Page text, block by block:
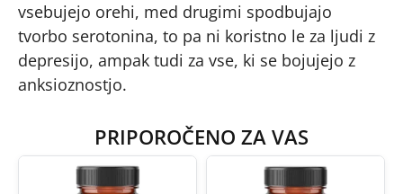
vsebujejo orehi, med drugimi spodbujajo
tvorbo serotonina, to pa ni koristno le za ljudi z
depresijo, ampak tudi za vse, ki se bojujejo z
anksioznostjo.
PRIPOROČENO ZA VAS